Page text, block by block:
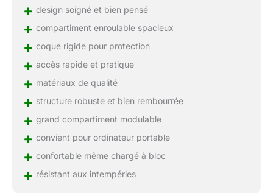
+ design soigné et bien pensé
+ compartiment enroulable spacieux
+ coque rigide pour protection
+ accès rapide et pratique
+ matériaux de qualité
+ structure robuste et bien rembourrée
+ grand compartiment modulable
+ convient pour ordinateur portable
+ confortable même chargé à bloc
+ résistant aux intempéries